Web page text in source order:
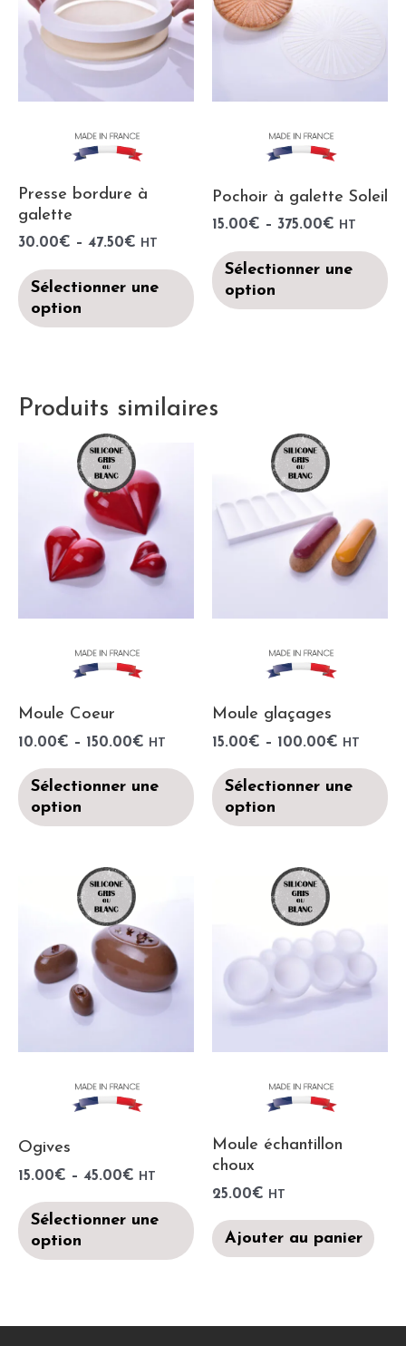
Presse bordure à
galette
30.00€ – 47.50€ HT
Sélectionner une
option
Pochoir à galette Soleil
15.00€ – 375.00€ HT
Sélectionner une
option
Produits similaires
Moule Coeur
10.00€ – 150.00€ HT
Sélectionner une
option
Moule glaçages
15.00€ – 100.00€ HT
Sélectionner une
option
Ogives
15.00€ – 45.00€ HT
Sélectionner une
option
Moule échantillon
choux
25.00€ HT
Ajouter au panier